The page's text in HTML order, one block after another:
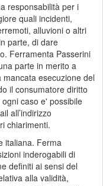
responsabilità per i
quali incidenti,
alluvioni o altri
parte, di dare
Ferramenta Passerini
parte in merito a
esecuzione del
il consumatore diritto
caso e' possibile
all’indirizzo
chiarimenti.
italiana. Ferma
inderogabili di
definiti ai sensi del
alla validità,